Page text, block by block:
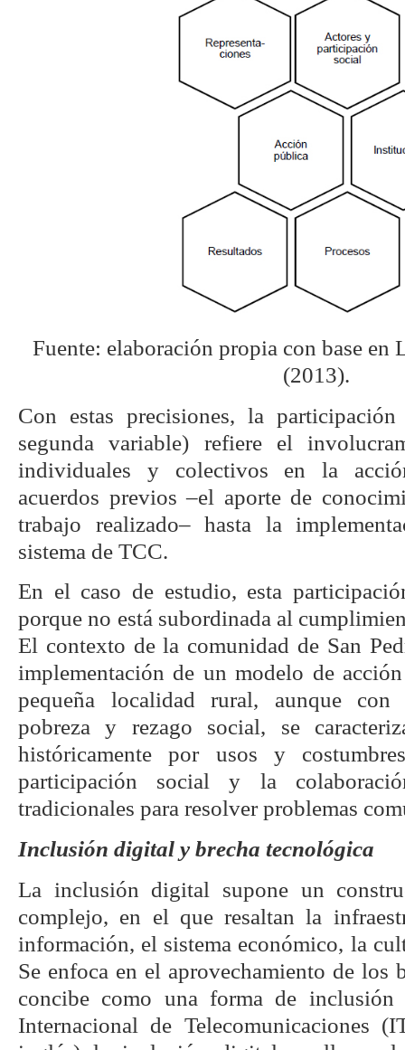
Fuente: elaboración propia con base en
(2013).
Con estas precisiones, la
segunda variable) refiere el
individuales y colectivos en la
acuerdos previos –el aporte de
trabajo realizado– hasta la
sistema de TCC.
En el caso de estudio, esta
porque no está subordinada al
El contexto de la comunidad de San
implementación de un modelo de
pequeña localidad rural, aunque con
pobreza y rezago social, se
históricamente por usos y
participación social y la
tradicionales para resolver problemas
Inclusión digital y brecha tecnológica
La inclusión digital supone un
complejo, en el que resaltan la
información, el sistema económico, la
Se enfoca en el aprovechamiento de los
concibe como una forma de
Internacional de Telecomunicaciones